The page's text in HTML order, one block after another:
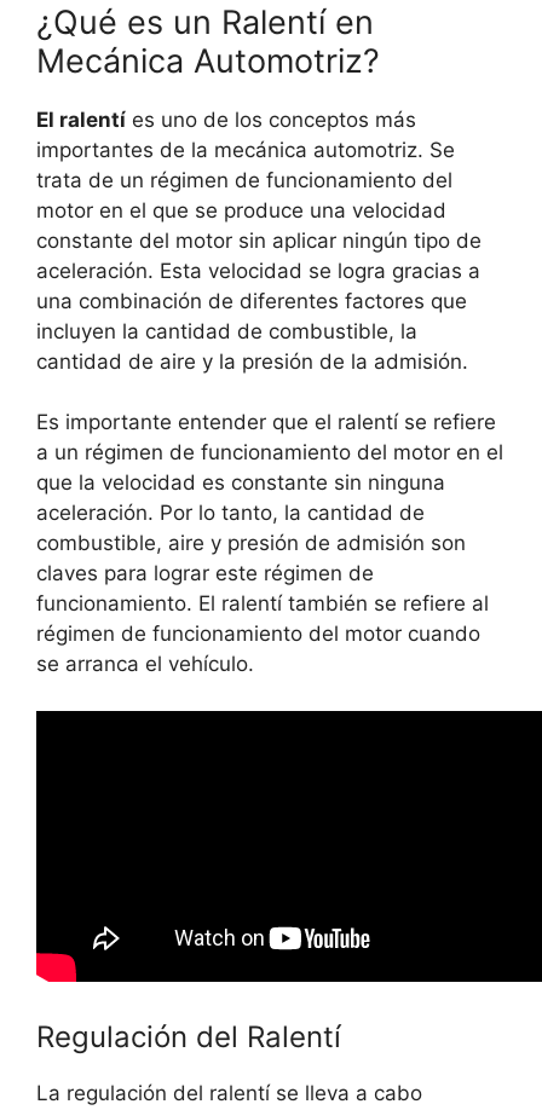
¿Qué es un Ralentí en
Mecánica Automotriz?
El ralentí es uno de los conceptos más
importantes de la mecánica automotriz. Se
trata de un régimen de funcionamiento del
motor en el que se produce una velocidad
constante del motor sin aplicar ningún tipo de
aceleración. Esta velocidad se logra gracias a
una combinación de diferentes factores que
incluyen la cantidad de combustible, la
cantidad de aire y la presión de la admisión.
Es importante entender que el ralentí se refiere
a un régimen de funcionamiento del motor en el
que la velocidad es constante sin ninguna
aceleración. Por lo tanto, la cantidad de
combustible, aire y presión de admisión son
claves para lograr este régimen de
funcionamiento. El ralentí también se refiere al
régimen de funcionamiento del motor cuando
se arranca el vehículo.
Regulación del Ralentí
La regulación del ralentí se lleva a cabo